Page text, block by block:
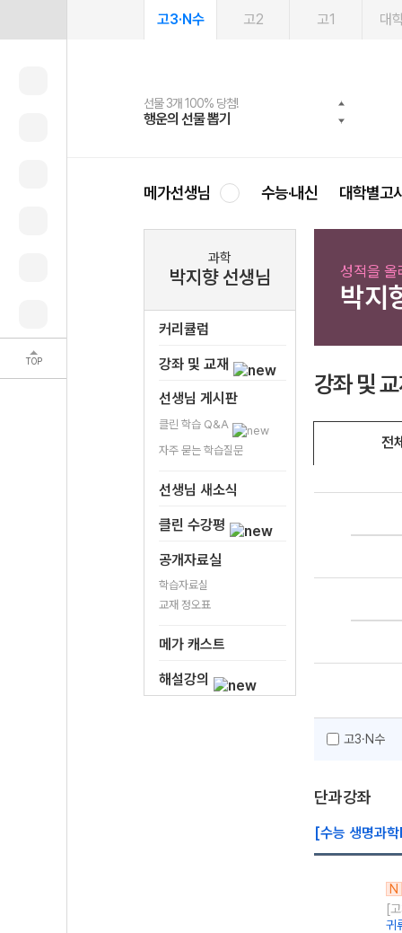
TOP
고3·N수 고2 고1 대
선물 3개 100% 당첨!
행운의 선물 뽑기
선물 100% 증정!
메가스터디 X 올리브
여름방학 스터디 캐시백
메가런 썸머스쿨
2027 러셀 단과
강사 공개선발
스마트러닝앱
설문 EVENT
메가패스
3일 무료 체험권
메가패스 수강생 무료혜택!
메가클럽 멤버십
사회공헌 캠페인
희망이룸 메가나눔
메가선생님 수능·내신 대학별고
과학
박지향 선생님
커리큘럼
강좌 및 교재
선생님 게시판
클린 학습 Q&A
자주 묻는 학습질문
선생님 새소식
클린 수강평
공개자료실
학습자료실
교재 정오표
메가 캐스트
해설강의
성적을
박지
강좌 및
전
고3·N수
단과강좌
[수능 생명과
N
[
귀